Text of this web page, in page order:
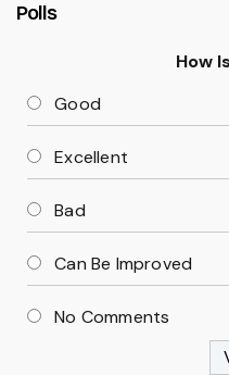
Polls
How
Good
Excellent
Bad
Can Be Improved
No Comments